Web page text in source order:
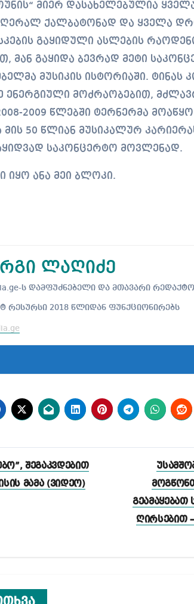
მიერ დასახელებულია
ქალბატონად და ყველა
გაყიდული ასლების
მან გაყიდა ბევრად მეტი
მუსიკის ისტორიაში. ტინას
ენერგიული მოძრაობებით,
2009 წლებში ტერნერმა
50 წლიან მუსიკალურ
საკონცერტო მოვლენად.
იყო ანა მეი ბლოკი.
ლაღიძე
ს დამფუძნებელი და მთავარი
რესურსი 2018 წლიდან ფუნქციონირებს
შეგაკვდებით
მამა (ვიდეო)
ღირსებით